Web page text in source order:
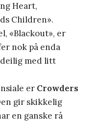
Heart,
Children».
«Blackout», er
nok på enda
med litt
er Crowders
gir skikkelig
en ganske rå